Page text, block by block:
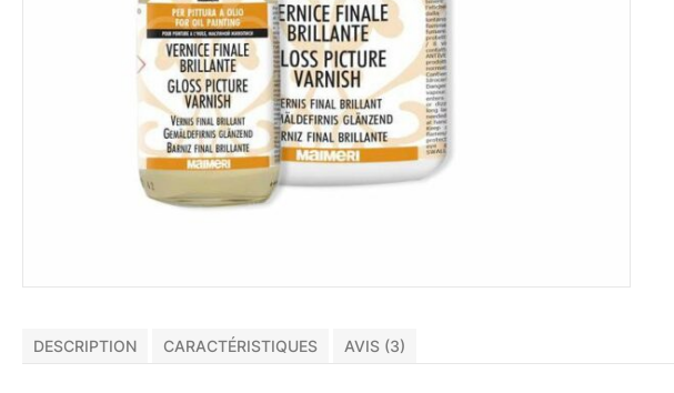
DESCRIPTION CARACTÉRISTIQUES AVIS (3)